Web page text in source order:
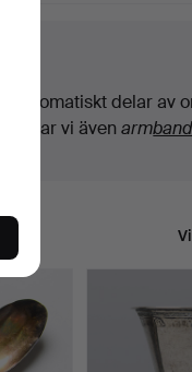
automatiskt delar av
hittar vi ävenarmband